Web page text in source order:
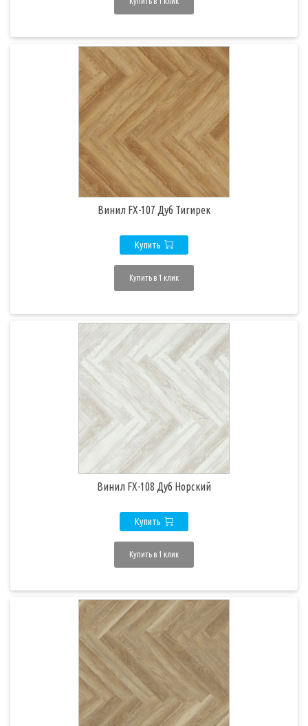
Винил FX-107 Дуб Тигирек
Купить
Купить в 1 клик
Винил FX-108 Дуб Норский
Купить
Купить в 1 клик